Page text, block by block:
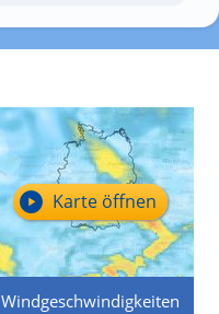
Windgeschwindigkeiten
Karte öffnen